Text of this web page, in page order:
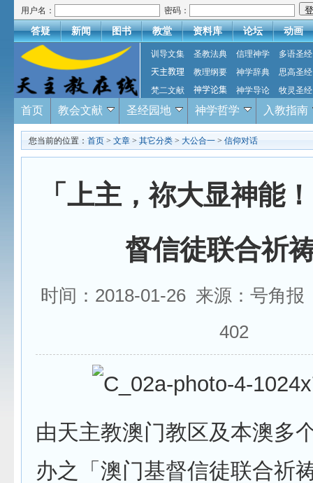
用户名： 密码：
答疑 新闻 图书 教堂 资料库 论坛 动画
训导文集 圣教法典 信理神学
多语圣经
天主教理
教理纲要 神学辞典
思高圣经
梵二文献
神学论集 神学导论 牧灵圣经
首页 教会文献 圣经园地 神学哲学 入教指南
您当前的位置： 首页 > 文章 > 其它分类 > 大公合一 > 信仰对话
「上主，祢大显神能
督信徒联合祈
时间：2018-01-26 来源：号角
402
由天主教澳门教区及本澳多
办之「澳门基督信徒联合祈